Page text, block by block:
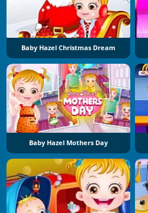
Baby Hazel Christmas Dream
Baby Hazel Mothers Day